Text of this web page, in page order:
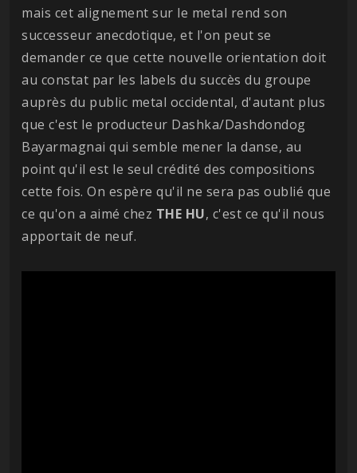
mais cet alignement sur le metal rend son
successeur anecdotique, et l'on peut se
demander ce que cette nouvelle orientation doit
au constat par les labels du succès du groupe
auprès du public metal occidental, d'autant plus
que c'est le producteur Dashka/Dashdondog
Bayarmagnai qui semble mener la danse, au
point qu'il est le seul crédité des compositions
cette fois. On espère qu'il ne sera pas oublié que
ce qu'on a aimé chez THE HU, c'est ce qu'il nous
apportait de neuf.